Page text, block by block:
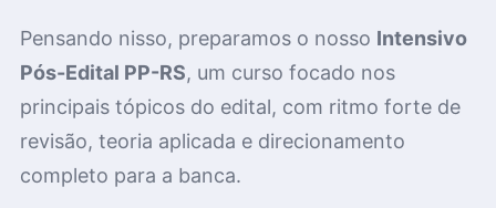
Pensando nisso, preparamos o nosso Intensivo
Pós-Edital PP-RS, um curso focado nos
principais tópicos do edital, com ritmo forte de
revisão, teoria aplicada e direcionamento
completo para a banca.